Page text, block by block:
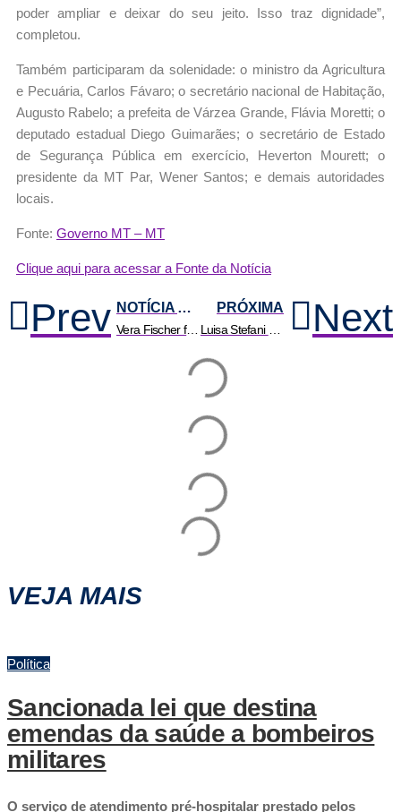
poder ampliar e deixar do seu jeito. Isso traz dignidade”,
completou.
Também participaram da solenidade: o ministro da Agricultura
e Pecuária, Carlos Fávaro; o secretário nacional de Habitação,
Augusto Rabelo; a prefeita de Várzea Grande, Flávia Moretti; o
deputado estadual Diego Guimarães; o secretário de Estado
de Segurança Pública em exercício, Heverton Mourett; o
presidente da MT Par, Wener Santos; e demais autoridades
locais.
Fonte: Governo MT – MT
Clique aqui para acessar a Fonte da Notícia
Prev NOTÍCIA ANTERIOR
Vera Fischer fala de etarismo e autoestima aos 73 anos: ‘Sou gostosa e sou simpática’ | HiperNotícias
PRÓXIMA Next
VEJA MAIS
Política
Sancionada lei que destina
emendas da saúde a bombeiros
militares
O serviço de atendimento pré-hospitalar prestado pelos